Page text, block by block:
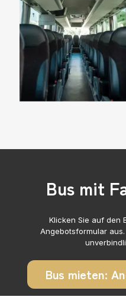
Bus mit
Klicken Sie auf den
Angebotsformular
Bus mieten: